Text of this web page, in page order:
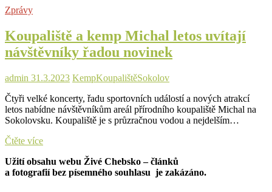
Zprávy
Koupaliště a kemp Michal letos uvítají
návštěvníky řadou novinek
admin 31.3.2023 KempKoupalištěSokolov
Čtyři velké koncerty, řadu sportovních událostí a nových atrakcí
letos nabídne návštěvníkům areál přírodního koupaliště Michal na
Sokolovsku. Koupaliště je s průzračnou vodou a nejdelším…
Čtěte víceKoupaliště
kemp
Michal
Užití obsahu webu Živé Chebsko – článků
a fotografií bez písemného souhlasu je zakázáno.